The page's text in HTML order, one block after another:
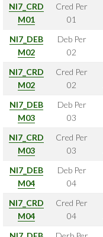
NI7_CRD
M01
Cred Per
01
NI7_DEB
M02
Deb Per
02
NI7_CRD
M02
Cred Per
02
NI7_DEB
M03
Deb Per
03
NI7_CRD
M03
Cred Per
03
NI7_DEB
M04
Deb Per
04
NI7_CRD
M04
Cred Per
04